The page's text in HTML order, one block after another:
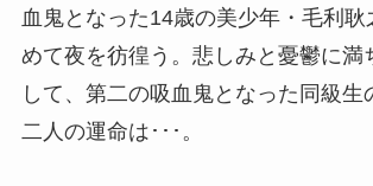
血鬼となった14歳の美少年・毛利
めて夜を彷徨う。悲しみと憂鬱に満
して、第二の吸血鬼となった同級生
二人の運命は･･･。